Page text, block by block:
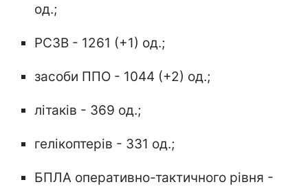
од.;
РСЗВ - 1261 (+1) од.;
засоби ППО - 1044 (+2) од.;
літаків - 369 од.;
гелікоптерів - 331 од.;
БПЛА оперативно-тактичного рівня -